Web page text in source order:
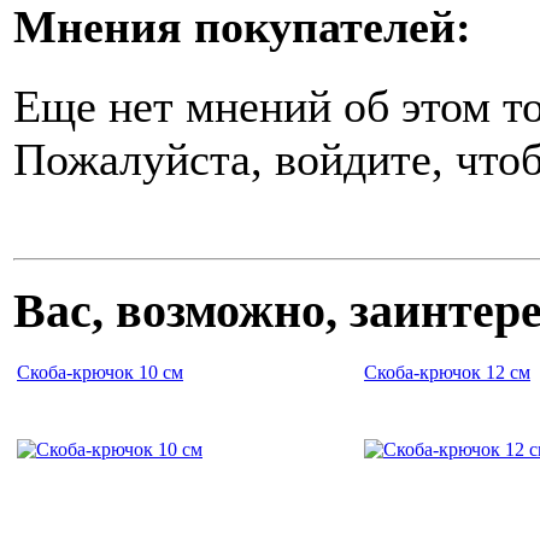
Мнения покупателей:
Еще нет мнений об этом
Пожалуйста, войдите,
Вас, возможно,
Скоба-крючок 10 см Скоба-крючок 12 см